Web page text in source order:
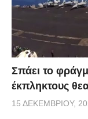
Σπάει το
έκπληκτους
15 ΔΕΚΕΜΒΡΊΟΥ,